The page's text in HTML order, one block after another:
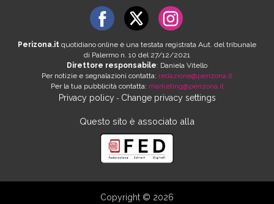
Perizona.it quotidiano online è una testata registrata Aut. del tribunale
di Palermo n. 10 del 27/12/2021
Direttore responsabile: Daniela Vitello
Per notizie e segnalazioni contatta: redazione@perizona.it
Per la tua pubblicità contatta: marketing@perizona.it
Privacy policy- Change privacy settings
Questo sito è associato alla
Copyright © 2026